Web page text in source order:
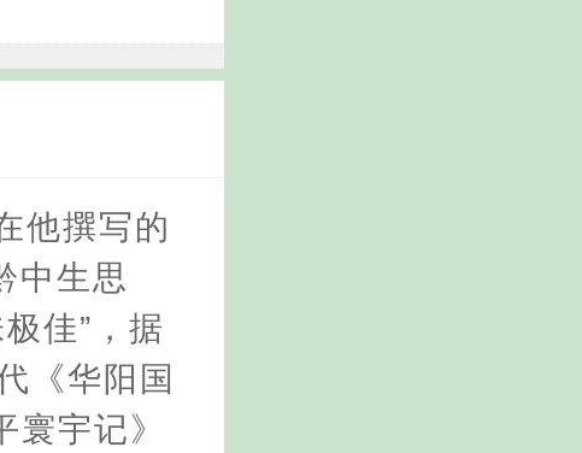
他撰写的
中生思
佳”，据
《华阳国
宇记》